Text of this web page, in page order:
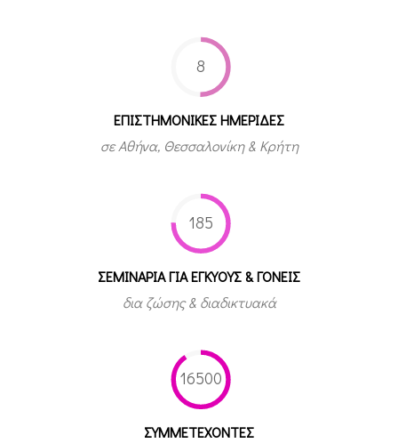
8
ΕΠΙΣΤΗΜΟΝΙΚΕΣ ΗΜΕΡΙΔΕΣ
σε Αθήνα, Θεσσαλονίκη & Κρήτη
185
ΣΕΜΙΝΑΡΙΑ ΓΙΑ ΕΓΚΥΟΥΣ & ΓΟΝΕΙΣ
δια ζώσης & διαδικτυακά
16500
ΣΥΜΜΕΤEΧΟΝΤΕΣ